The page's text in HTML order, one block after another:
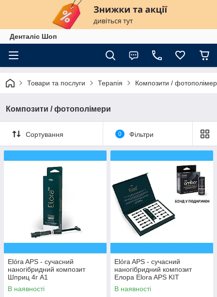
Денталіс Шоп
Товари та послуги Терапія Композити /
Композити / фотополімери
Сортування 0 Фільтри
Elóra APS - сучасний
наногібридний композит
Шприц 4г A1
В наявності
Elóra APS - сучасний
наногібридний композит
Елора Elora APS KIT
ELEGANCE 11 шприців +
бонд
В наявності